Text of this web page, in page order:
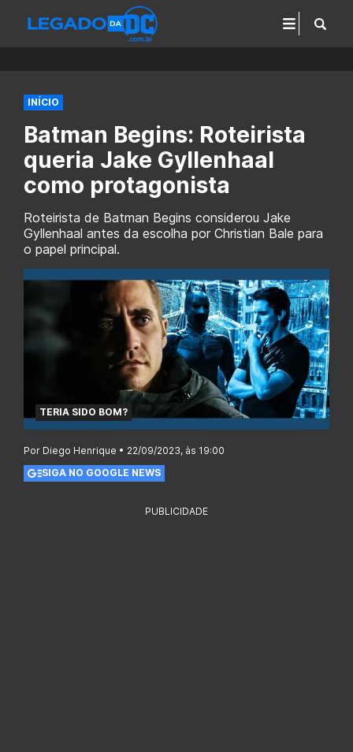
INÍCIO
Batman Begins: Roteirista
queria Jake Gyllenhaal
como protagonista
Roteirista de Batman Begins considerou Jake
Gyllenhaal antes da escolha por Christian Bale para
o papel principal.
TERIA SIDO BOM?
Por Diego Henrique • 22/09/2023, às 19:00
SIGA NO GOOGLE NEWS
PUBLICIDADE